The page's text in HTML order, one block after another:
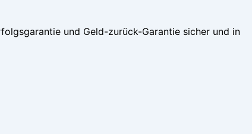
und Geld-zurück-Garantie sicher und in